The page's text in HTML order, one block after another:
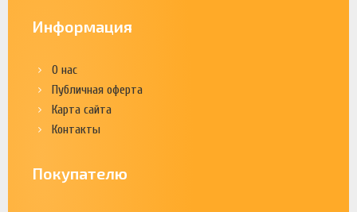
Информация
О нас
Публичная оферта
Карта сайта
Контакты
Покупателю